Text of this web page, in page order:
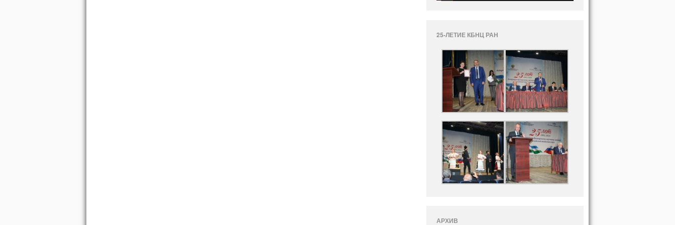
25-ЛЕТИЕ КБНЦ РАН
АРХИВ